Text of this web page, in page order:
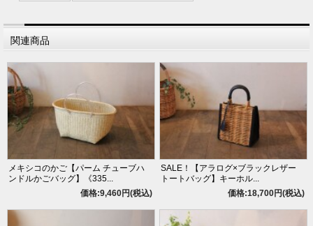
関連商品
メキシコのかご【パーム チューブハ
ンドルかごバッグ】《335...
価格:9,460円(税込)
SALE！【アラログ×ブラックレザー
トートバッグ】キーホル...
価格:18,700円(税込)